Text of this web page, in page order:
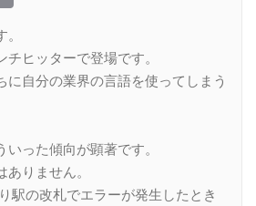
ヒッターで登場です。
に自分の業界の言語を使ってしまう
った傾向が顕著です。
りません。
駅の改札でエラーが発生したとき